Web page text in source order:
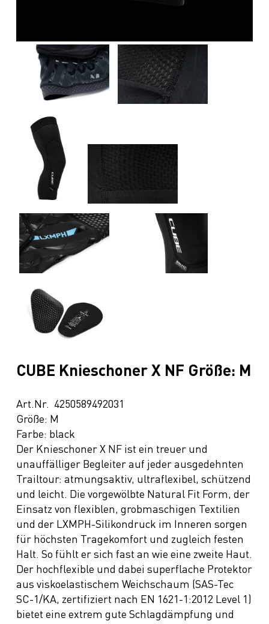
CUBE Knieschoner X NF Größe: M
Art.Nr. 4250589492031
Größe: M
Farbe: black
Der Knieschoner X NF ist ein treuer und
unauffälliger Begleiter auf jeder ausgedehnten
Trailtour: atmungsaktiv, ultraflexibel, schützend
und leicht. Die vorgewölbte Natural Fit Form, der
Einsatz von flexiblen, grobmaschigen Textilien
und der LXMPH-Silikondruck im Inneren sorgen
für höchsten Tragekomfort und zugleich festen
Halt. So fühlt er sich fast an wie eine zweite Haut.
Der hochflexible und dabei superflache Protektor
aus viskoelastischem Weichschaum (SAS-Tec
SC-1/KA, zertifiziert nach EN 1621-1:2012 Level 1)
bietet eine extrem gute Schlagdämpfung und